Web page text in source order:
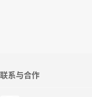
联系与合作